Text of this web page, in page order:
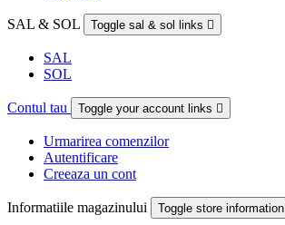
SAL & SOL Toggle sal & sol links 
SAL
SOL
Contul tau Toggle your account links 
Urmarirea comenzilor
Autentificare
Creeaza un cont
Informatiile magazinului Toggle store information